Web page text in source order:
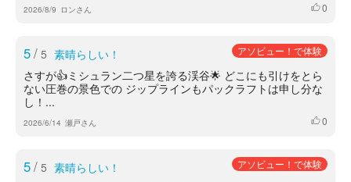
2026/8/9 ロンさん いいね
0
5/ 5 素晴らしい！ アソビュー！で体験
さすが👍ミシュラン二つ星を誇る渓谷🌟 どこにも引けをとら
ない圧巻の景色での ジップラインもパックラフトは申し分な
し！...
2026/6/14 瀬戸さん いいね
0
5/ 5 素晴らしい！ アソビュー！で体験